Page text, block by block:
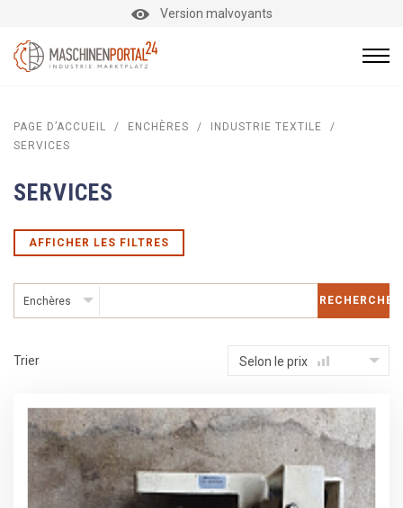
Version malvoyants
PAGE D’ACCUEIL / ENCHÈRES / INDUSTRIE TEXTILE
/
SERVICES
SERVICES
AFFICHER LES FILTRES
Enchères RECHERCHER
Trier Selon le prix